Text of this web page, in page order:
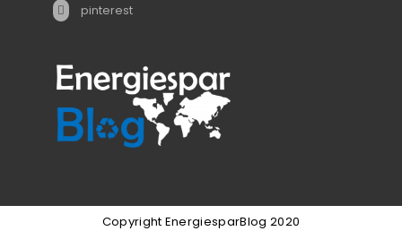
pinterest
Copyright EnergiesparBlog 2020